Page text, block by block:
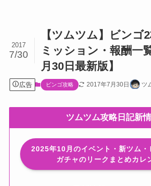
【ツムツム】ビンゴ
ミッション・報酬一
月30日最新版】
2017
7/30
広告 ビンゴ攻略 2017年7月30日 ツ
ツムツム攻略日記新
2025年10月のイベント・新ツム・
ガチャのリークまとめカレ